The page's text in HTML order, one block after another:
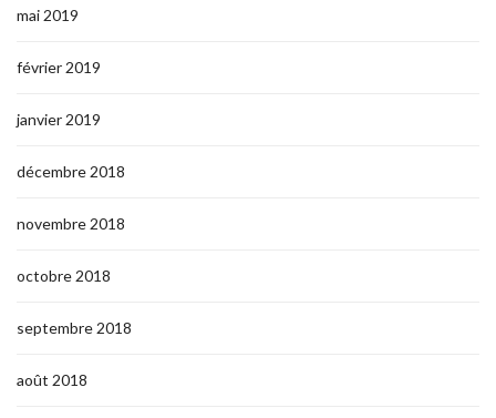
mai 2019
février 2019
janvier 2019
décembre 2018
novembre 2018
octobre 2018
septembre 2018
août 2018